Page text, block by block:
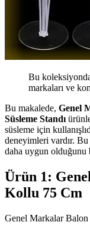
Bu
markaları ve
Bu makalede, Genel
Süsleme Standı
süsleme için
deneyimleri vardır. Bu
daha uygun olduğunu
Ürün 1:
Kollu 75 Cm
Genel Markalar